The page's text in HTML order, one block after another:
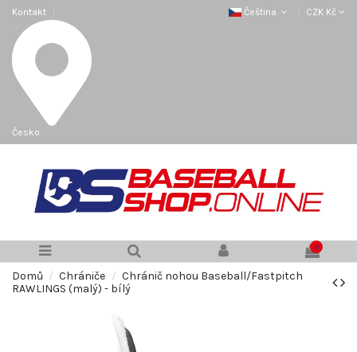
Kontakt
Česko
Čeština CZK Kč
0
Domů Chrániče
Chránič nohou Baseball/Fastpitch
RAWLINGS (malý) - bílý